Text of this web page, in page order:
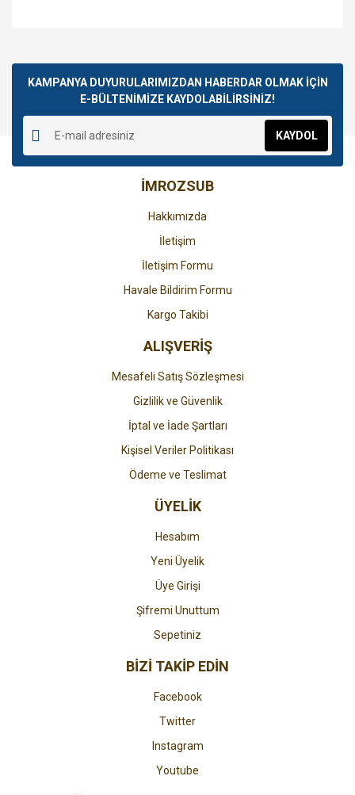
Yorum Yaz
kullanarak tarafımıza iletebilirsiniz.
Görüş ve önerileriniz için teşekkür ederiz.
Ürün resmi kalitesiz, bozuk veya görüntülenemiyor.
Ürün açıklamasında eksik bilgiler bulunuyor.
Ürün bilgilerinde hatalar bulunuyor.
Ürün fiyatı diğer sitelerden daha pahalı.
Gönder
KAMPANYA DUYURULARIMIZDAN HABERDAR OLMAK İÇİN
E-BÜLTENİMİZE KAYDOLABİLİRSİNİZ!
KAYDOL
İMROZSUB
Hakkımızda
İletişim
İletişim Formu
Havale Bildirim Formu
Kargo Takibi
ALIŞVERİŞ
Mesafeli Satış Sözleşmesi
Gizlilik ve Güvenlik
İptal ve İade Şartları
Kişisel Veriler Politikası
Ödeme ve Teslimat
ÜYELİK
Hesabım
Yeni Üyelik
Üye Girişi
Şifremi Unuttum
Sepetiniz
BİZİ TAKİP EDİN
Facebook
Twitter
Instagram
Youtube